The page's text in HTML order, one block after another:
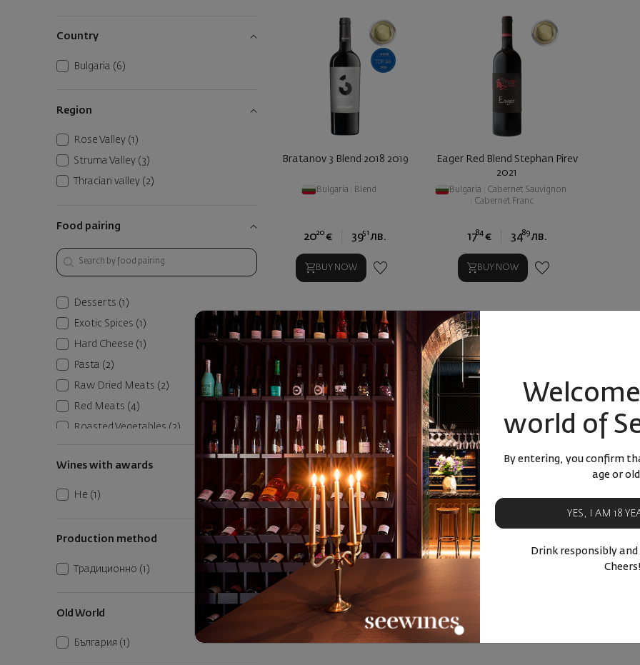
Country
Bulgaria (6)
Region
Rose Valley (1)
Struma Valley (3)
Thracian valley (2)
Food pairing
Desserts (1)
Exotic Spices (1)
Hard Cheese (1)
Pasta (2)
Raw Dried Meats (2)
Red Meats (4)
Roasted Vegetables (2)
Vegetables (1)
White Meats
Wines with awards
Не (1)
Production method
Традиционно (1)
Old World
България (1)
Bratanov 3 Blend 2018 2019
Bulgaria Blend
2020 € 3951 лв.
BUY NOW
Eager Red Blend Stephan Pirev
2021
Bulgaria
Cabernet Sauvignon
Cabernet Franc
1784 € 3489 лв.
BUY NOW
world of
By entering, you confirm
age or
YES, I AM 18
Drink responsibly
Cheers!